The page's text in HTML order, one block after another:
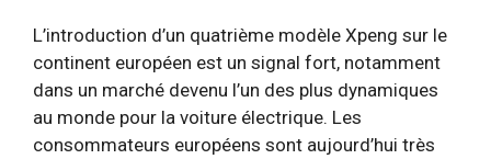
L’introduction d’un quatrième modèle Xpeng sur le
continent européen est un signal fort, notamment
dans un marché devenu l’un des plus dynamiques
au monde pour la voiture électrique. Les
consommateurs européens sont aujourd’hui très